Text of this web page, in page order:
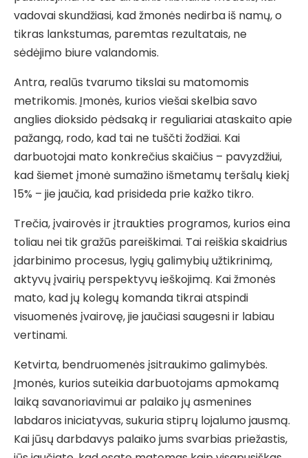
vadovai skundžiasi, kad žmonės nedirba iš namų, o
tikras lankstumas, paremtas rezultatais, ne
sėdėjimo biure valandomis.
Antra, realūs tvarumo tikslai su matomomis
metrikomis. Įmonės, kurios viešai skelbia savo
anglies dioksido pėdsaką ir reguliariai ataskaito apie
pažangą, rodo, kad tai ne tuščti žodžiai. Kai
darbuotojai mato konkrečius skaičius – pavyzdžiui,
kad šiemet įmonė sumažino išmetamų teršalų kiekį
15% – jie jaučia, kad prisideda prie kažko tikro.
Trečia, įvairovės ir įtraukties programos, kurios eina
toliau nei tik gražūs pareiškimai. Tai reiškia skaidrius
įdarbinimo procesus, lygių galimybių užtikrinimą,
aktyvų įvairių perspektyvų ieškojimą. Kai žmonės
mato, kad jų kolegų komanda tikrai atspindi
visuomenės įvairovę, jie jaučiasi saugesni ir labiau
vertinami.
Ketvirta, bendruomenės įsitraukimo galimybės.
Įmonės, kurios suteikia darbuotojams apmokamą
laiką savanoriavimui ar palaiko jų asmenines
labdaros iniciatyvas, sukuria stiprų lojalumo jausmą.
Kai jūsų darbdavys palaiko jums svarbias priežastis,